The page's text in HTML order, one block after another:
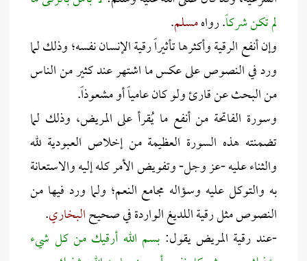
لم تكن شركاً. رواهمسلم.
وإن أنفع الرقية وأكثرها تأثيراً رقية الإنسان نفسه؛ وذلك لما
ورد في النصوص على عكس ما اشتهر عند كثير من الناس
من البحث عن قارئ ولو كان عامياً أو مشعوذاً.
وسورة الفاتحة من أنفع ما يُقرأ على المريض، وذلك لما
تضمنته هذه السورة العظيمة من إخلاص العبودية لله
والثناء عليه -عز وجل- وتفويض الأمر كله إليه والاستعانة
به والتوكل عليه وسؤاله مجامع النعم؛ ولما ورد فيها من
النصوص مثل رقية اللديغ الواردة في صحيحالبخاري.
-عند رقية المريض يقول: بسم الله أرقيك من كل شيء